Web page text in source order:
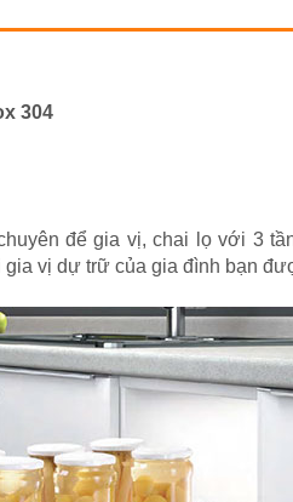
304
để gia vị, chai lọ với 3
vị dự trữ của gia đình bạn